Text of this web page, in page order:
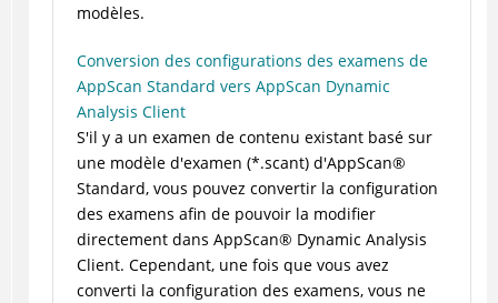
modèles.
Conversion des configurations des examens de
AppScan Standard vers AppScan Dynamic
Analysis Client
S'il y a un examen de contenu existant basé sur
une modèle d'examen (*.scant) d'AppScan®
Standard, vous pouvez convertir la configuration
des examens afin de pouvoir la modifier
directement dans AppScan® Dynamic Analysis
Client. Cependant, une fois que vous avez
converti la configuration des examens, vous ne